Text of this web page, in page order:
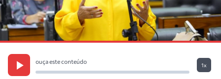
ouça este conteúdo
1x